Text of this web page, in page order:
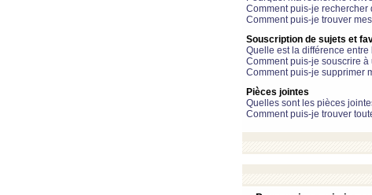
Comment puis-je rechercher
Comment puis-je trouver
Souscription de sujets et
Quelle est la différence
Comment puis-je souscrire
Comment puis-je supprimer
Pièces jointes
Quelles sont les pièces
Comment puis-je trouver